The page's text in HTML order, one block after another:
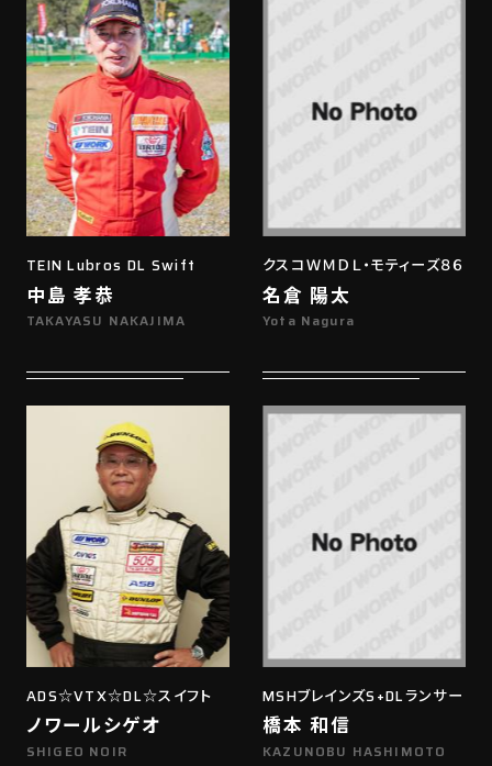
TEIN Lubros DL Swift
中島 孝恭
TAKAYASU NAKAJIMA
クスコＷＭＤＬ・モティーズ８６
名倉 陽太
Yota Nagura
ADS☆VTX☆DL☆スイフト
ノワールシゲオ
SHIGEO NOIR
MSHブレインズS+DLランサー
橋本 和信
KAZUNOBU HASHIMOTO